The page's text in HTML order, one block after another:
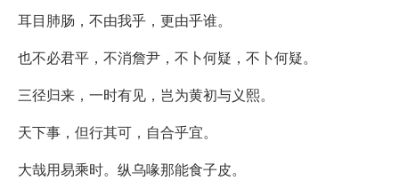
耳目肺肠，不由我乎，更由乎谁。
也不必君平，不消詹尹，不卜何疑，不卜何疑。
三径归来，一时有见，岂为黄初与义熙。
天下事，但行其可，自合乎宜。
大哉用易乘时。纵乌喙那能食子皮。